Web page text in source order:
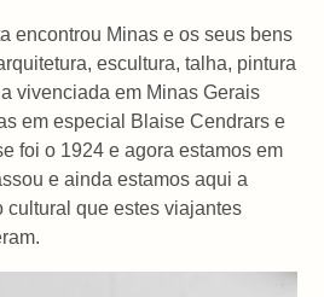
encontrou Minas e os seus bens
escultura, talha, pintura
vivenciada em Minas Gerais
em especial Blaise Cendrars e
foi o 1924 e agora estamos em
e ainda estamos aqui a
cultural que estes viajantes